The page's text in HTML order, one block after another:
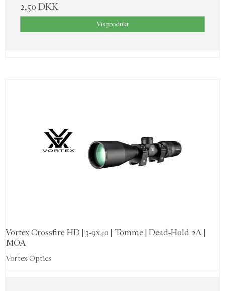
2,50 DKK
Vis produkt
Vortex Crossfire HD | 3-9x40 | Tomme | Dead-Hold 2A |
MOA
Vortex Optics